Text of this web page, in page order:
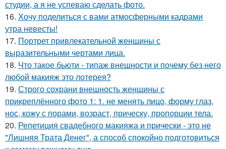
студии, а я не успеваю сделать фото.
16. Хочу поделиться с вами атмосферными кадрами
утра невесты!
17. Портрет привлекательной женщины с
выразительными чертами лица.
18. Что такое бьюти - типаж внешности и почему без него
любой макияж это лотерея?
19. Строго сохрани внешность женщины с
прикреплённого фото 1: 1. не менять лицо, форму глаз,
нос, кожу с порами, возраст, прическу, пропорции тела.
20. Репетиция свадебного макияжа и прически - это не
"Лишняя Трата Денег", а способ спокойно подготовиться